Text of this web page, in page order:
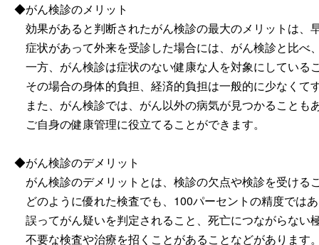
◆がん検診のメリット
効果があると判断されたがん検診の最大のメリットは、
症状があって外来を受診した場合には、がん検診と比べ
一方、がん検診は症状のない健康な人を対象にしている
その場合の身体的負担、経済的負担は一般的に少なくて
また、がん検診では、がん以外の病気が見つかることも
ご自身の健康管理に役立てることができます。
◆がん検診のデメリット
がん検診のデメリットとは、検診の欠点や検診を受ける
どのように優れた検査でも、100パーセントの精度では
誤ってがん疑いを判定されること、死亡につながらない
不要な検査や治療を招くことがあることなどがあります